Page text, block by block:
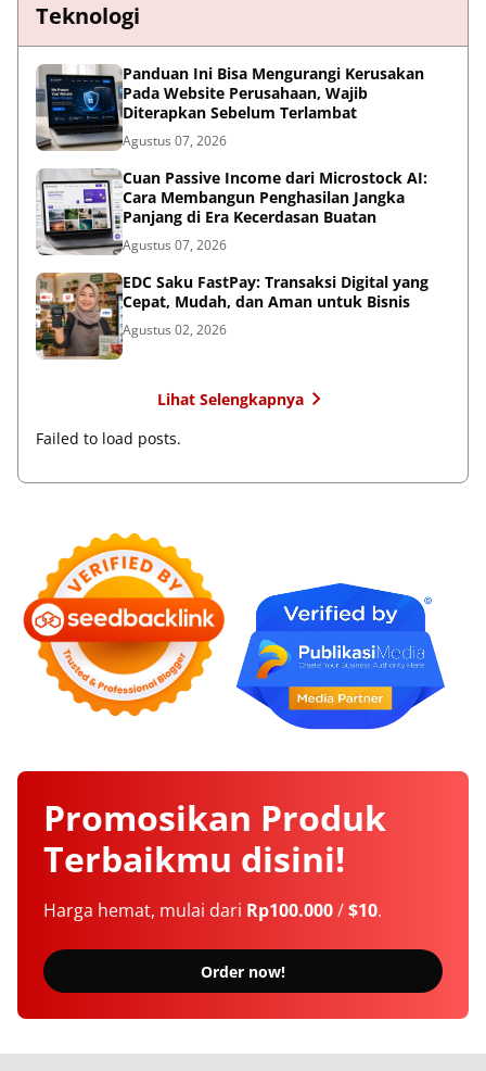
Teknologi
Panduan Ini Bisa Mengurangi Kerusakan
Pada Website Perusahaan, Wajib
Diterapkan Sebelum Terlambat
Agustus 07, 2026
Cuan Passive Income dari Microstock AI:
Cara Membangun Penghasilan Jangka
Panjang di Era Kecerdasan Buatan
Agustus 07, 2026
EDC Saku FastPay: Transaksi Digital yang
Cepat, Mudah, dan Aman untuk Bisnis
Agustus 02, 2026
Lihat Selengkapnya
Failed to load posts.
Promosikan Produk
Terbaikmu disini!
Harga hemat, mulai dari Rp100.000/$10.
Order now!